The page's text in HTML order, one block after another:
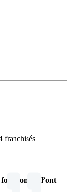
franchisés
fonctionner l’ont